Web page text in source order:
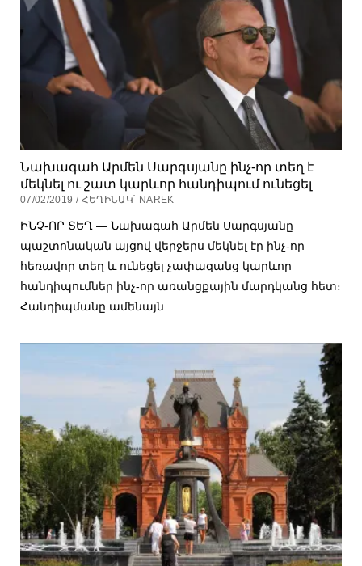
Նախագահ Արմեն Սարգսյանը ինչ-որ տեղ է
մեկնել ու շատ կարևոր հանդիպում ունեցել
07/02/2019 / ՀԵՂԻՆԱԿ՝ NAREK
ԻՆՉ-ՈՐ ՏԵՂ — Նախագահ Արմեն Սարգսյանը
պաշտոնական այցով վերջերս մեկնել էր ինչ-որ
հեռավոր տեղ և ունեցել չափազանց կարևոր
հանդիպումներ ինչ-որ առանցքային մարդկանց հետ։
Հանդիպմանը ամենայն…